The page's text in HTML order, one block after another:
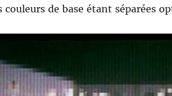
de base étant séparées